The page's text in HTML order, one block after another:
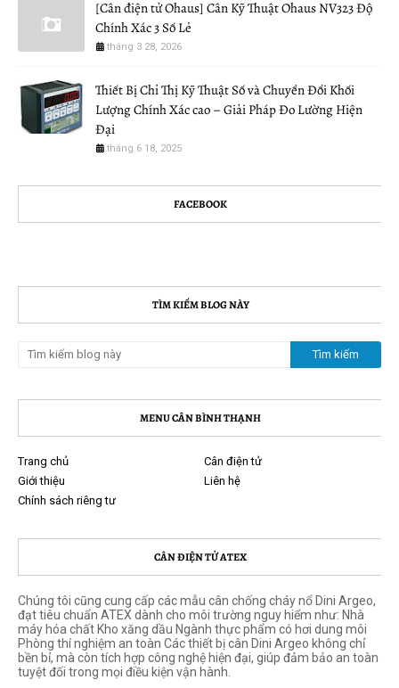
[Cân điện tử Ohaus] Cân Kỹ Thuật Ohaus NV323 Độ
Chính Xác 3 Số Lẻ
tháng 3 28, 2026
Thiết Bị Chỉ Thị Kỹ Thuật Số và Chuyển Đổi Khối
Lượng Chính Xác cao – Giải Pháp Đo Lường Hiện
Đại
tháng 6 18, 2025
FACEBOOK
TÌM KIẾM BLOG NÀY
MENU CÂN BÌNH THẠNH
Trang chủ
Cân điện tử
Giới thiệu
Liên hệ
Chính sách riêng tư
CÂN ĐIỆN TỬ ATEX
Chúng tôi cũng cung cấp các mẫu cân chống cháy nổ Dini Argeo,
đạt tiêu chuẩn ATEX dành cho môi trường nguy hiểm như: Nhà
máy hóa chất Kho xăng dầu Ngành thực phẩm có hơi dung môi
Phòng thí nghiệm an toàn Các thiết bị cân Dini Argeo không chỉ
bền bỉ, mà còn tích hợp công nghệ hiện đại, giúp đảm bảo an toàn
tuyệt đối trong mọi điều kiện vận hành.